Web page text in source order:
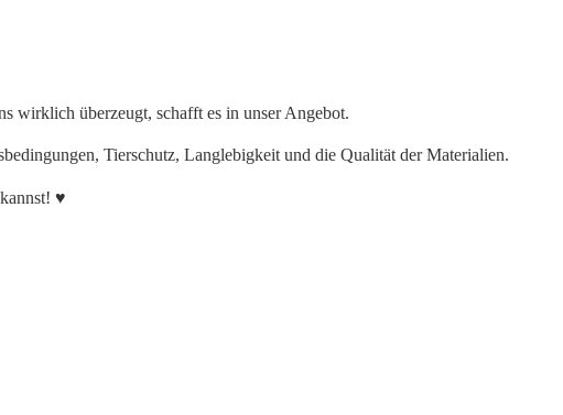
wirklich überzeugt, schafft es in unser Angebot.
Tierschutz, Langlebigkeit und die Qualität der Materialien.
♥